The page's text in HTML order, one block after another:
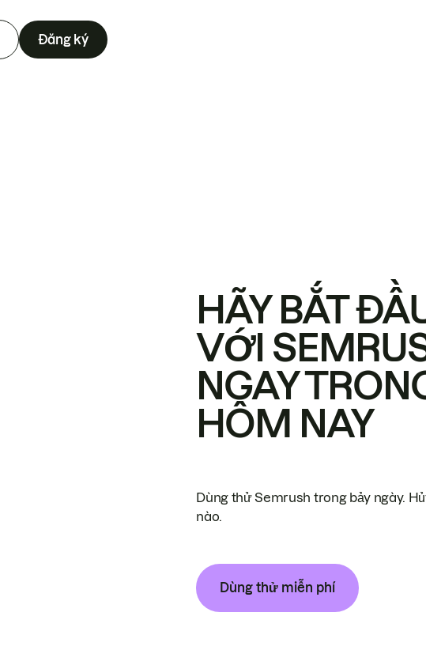
Đăng ký
HÃY BẮT
VỚI
NGAY
HÔM NAY
Dùng thử Semrush trong bảy ngày.
nào.
Dùng thử miễn phí